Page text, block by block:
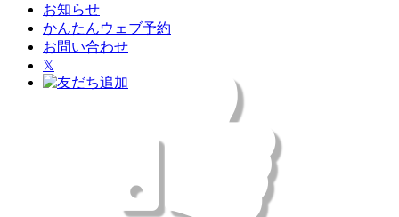
お知らせ
かんたんウェブ予約
お問い合わせ
𝕏